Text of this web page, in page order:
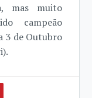
mas muito
campeão
3 de Outubro